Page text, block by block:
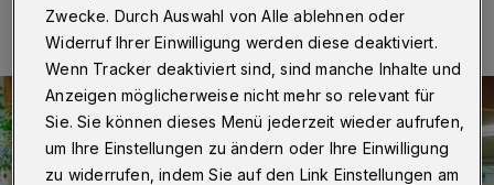
Zwecke. Durch Auswahl von Alle ablehnen oder
Widerruf Ihrer Einwilligung werden diese deaktiviert.
Wenn Tracker deaktiviert sind, sind manche Inhalte und
Anzeigen möglicherweise nicht mehr so relevant für
Sie. Sie können dieses Menü jederzeit wieder aufrufen,
um Ihre Einstellungen zu ändern oder Ihre Einwilligung
zu widerrufen, indem Sie auf den Link Einstellungen am